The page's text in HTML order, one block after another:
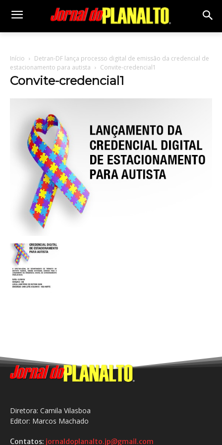
Início
Detran-DF lança processo digital de emissão da credencial de
estacionamento para autista
Convite-credencial1
Convite-credencial1
Diretora: Camila Vilasboa
Editor: Marcos Machado
Contatos: jornaldoplanalto.jp@gmail.com